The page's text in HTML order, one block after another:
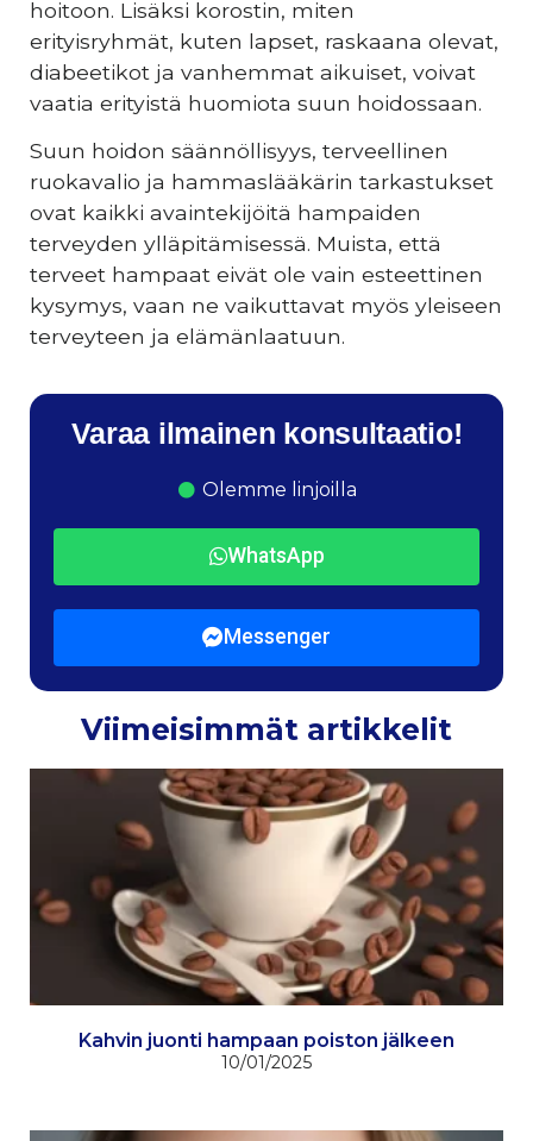
hoitoon. Lisäksi korostin, miten
erityisryhmät, kuten lapset, raskaana olevat,
diabeetikot ja vanhemmat aikuiset, voivat
vaatia erityistä huomiota suun hoidossaan.
Suun hoidon säännöllisyys, terveellinen
ruokavalio ja hammaslääkärin tarkastukset
ovat kaikki avaintekijöitä hampaiden
terveyden ylläpitämisessä. Muista, että
terveet hampaat eivät ole vain esteettinen
kysymys, vaan ne vaikuttavat myös yleiseen
terveyteen ja elämänlaatuun.
Varaa ilmainen konsultaatio!
Olemme linjoilla
WhatsApp
Messenger
Viimeisimmät artikkelit
Kahvin juonti hampaan poiston jälkeen
10/01/2025